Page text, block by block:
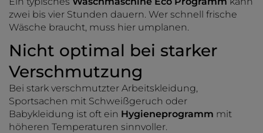
zwei bis vier Stunden dauern. Wer schnell frische
Wäsche braucht, muss hier umplanen.
Nicht optimal bei starker
Verschmutzung
Bei stark verschmutzter Arbeitskleidung,
Sportsachen mit Schweißgeruch oder
Babykleidung ist oft ein Hygieneprogramm mit
höheren Temperaturen sinnvoller.